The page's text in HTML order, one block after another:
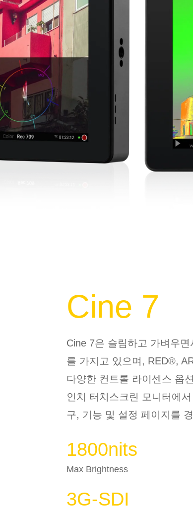
Cine 7
Cine 7은 슬림하고 가벼우면
를 가지고 있으며 , RED®,
다양한 컨트롤 라이센스 옵
인치 터치스크린 모니터에
구, 기능 및 설정 페이지를
1800nits
Max Brightness
3G-SDI